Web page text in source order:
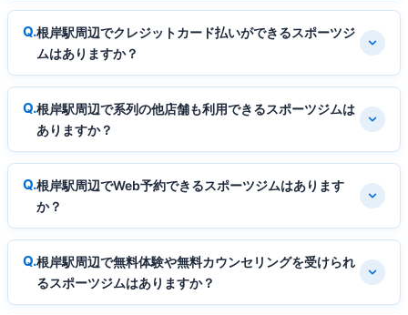
根岸駅周辺でクレジットカード払いができるスポーツジ
ムはありますか？
根岸駅周辺で系列の他店舗も利用できるスポーツジムは
ありますか？
根岸駅周辺でWeb予約できるスポーツジムはあります
か？
根岸駅周辺で無料体験や無料カウンセリングを受けられ
るスポーツジムはありますか？